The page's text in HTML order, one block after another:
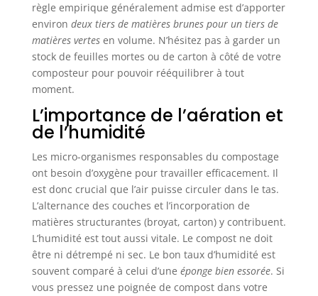
règle empirique généralement admise est d’apporter
environ deux tiers de matières brunes pour un tiers de
matières vertesen volume. N’hésitez pas à garder un
stock de feuilles mortes ou de carton à côté de votre
composteur pour pouvoir rééquilibrer à tout
moment.
L’importance de l’aération et
de l’humidité
Les micro-organismes responsables du compostage
ont besoin d’oxygène pour travailler efficacement. Il
est donc crucial que l’air puisse circuler dans le tas.
L’alternance des couches et l’incorporation de
matières structurantes (broyat, carton) y contribuent.
L’humidité est tout aussi vitale. Le compost ne doit
être ni détrempé ni sec. Le bon taux d’humidité est
souvent comparé à celui d’une éponge bien essorée. Si
vous pressez une poignée de compost dans votre